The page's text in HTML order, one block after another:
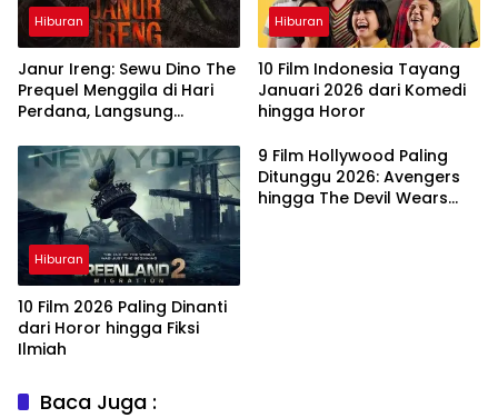
Hiburan
Janur Ireng: Sewu Dino The
Prequel Menggila di Hari
Perdana, Langsung
Hiburan
10 Film Indonesia Tayang
Januari 2026 dari Komedi
hingga Horor
Hiburan
10 Film 2026 Paling Dinanti
dari Horor hingga Fiksi
Ilmiah
9 Film Hollywood Paling
Ditunggu 2026: Avengers
hingga The Devil Wears
Baca Juga :